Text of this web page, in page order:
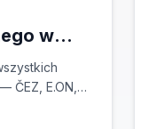
w
cen
E.ON,
cenom